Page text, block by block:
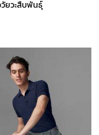
ยวะสืบพันธุ์